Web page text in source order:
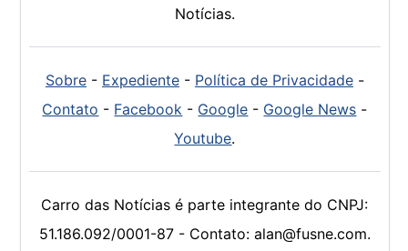
Notícias.
Sobre- Expediente- Política de Privacidade-
Contato - Facebook - Google - Google News -
Youtube.
Carro das Notícias é parte integrante do CNPJ:
51.186.092/0001-87 - Contato: alan@fusne.com.